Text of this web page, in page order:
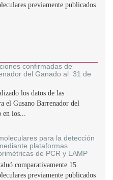
previamente publicados
confirmadas de
del Ganado al 31 de
los datos de las
el Gusano Barrenador del
en los...
para la detección
plataformas
de PCR y LAMP
comparativamente 15
previamente publicados